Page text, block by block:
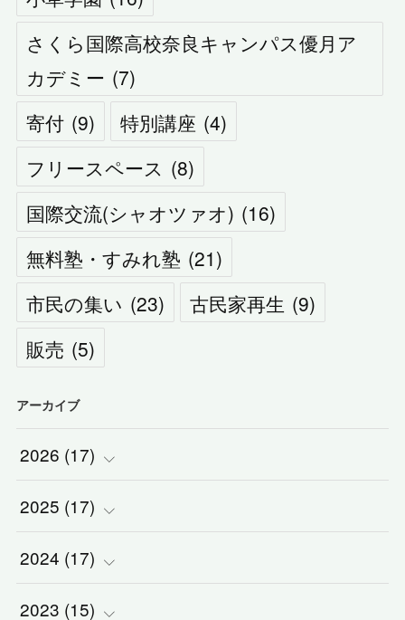
さくら国際高校奈良キャンパス優月ア
カデミー (7)
寄付 (9) 特別講座 (4)
フリースペース (8)
国際交流(シャオツァオ) (16)
無料塾・すみれ塾 (21)
市民の集い (23) 古民家再生 (9)
販売 (5)
アーカイブ
2026 (17)
(2)
(1)
(1)
2025 (17)
(2)
(1)
2024 (17)
(2)
2023 (15)